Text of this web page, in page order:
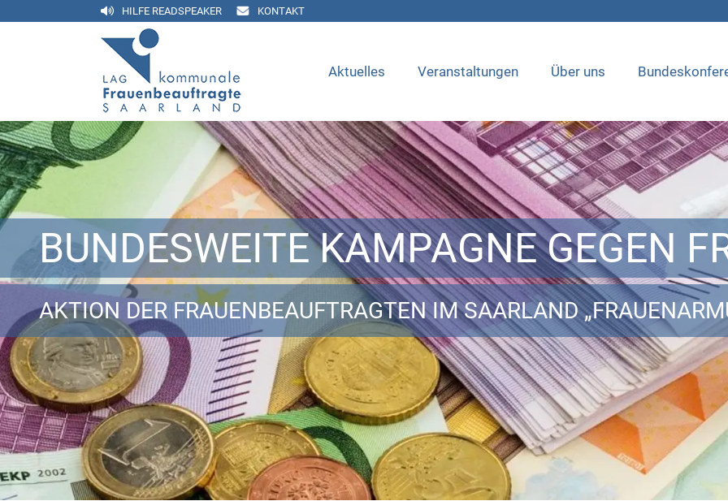
HILFE READSPEAKER KONTAKT
Aktuelles Veranstaltungen Über uns
BUNDESWEITE KAMPAGNE GEGEN
AKTION DER FRAUENBEAUFTRAGTEN IM SAARLAND